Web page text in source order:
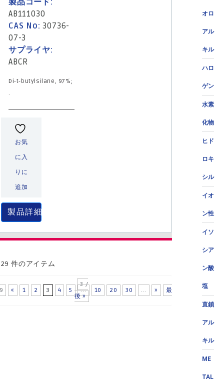
オロ
アル
キル
ハロ
ゲン
水素
化物
ヒド
ロキ
シル
イオ
ン性
イソ
シア
ン酸
塩
直鎖
アル
キル
ME
TAL
製品コード:
AB111030
CAS No:30736-
07-3
サプライヤ:
ABCR
Di-t-butylsilane, 97%;
.
お気
に入
りに
追加
製品詳細
件のアイテム
3 /
« 1 2 3 4 5 ... 10 20 30 ... »
最
後 »